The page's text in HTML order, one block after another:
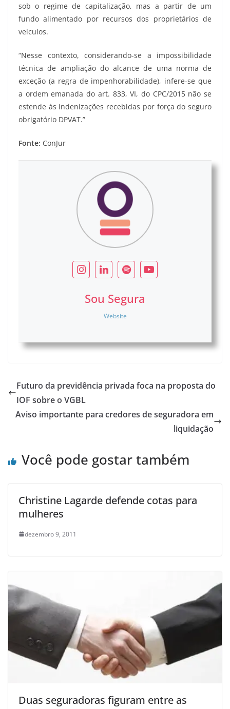
sob o regime de capitalização, mas a partir de um
fundo alimentado por recursos dos proprietários de
veículos.
“Nesse contexto, considerando-se a impossibilidade
técnica de ampliação do alcance de uma norma de
exceção (a regra de impenhorabilidade), infere-se que
a ordem emanada do art. 833, VI, do CPC/2015 não se
estende às indenizações recebidas por força do seguro
obrigatório DPVAT.”
Fonte: ConJur
Sou Segura
Website
Futuro da previdência privada foca na proposta do
IOF sobre o VGBL
Aviso importante para credores de seguradora em
liquidação
Você pode gostar também
Christine Lagarde defende cotas para
mulheres
dezembro 9, 2011
Duas seguradoras figuram entre as